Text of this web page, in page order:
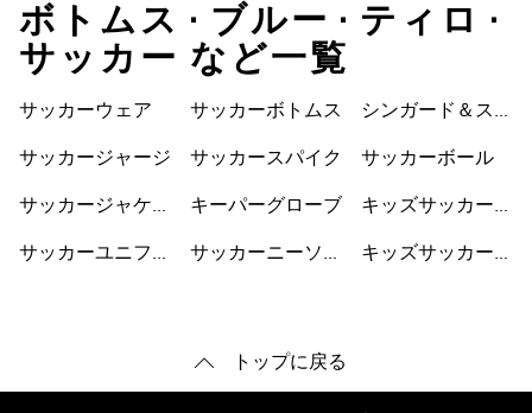
ボトムス • ブルー • ティロ •
サッカー など一覧
サッカーウェア
サッカージャージ
サッカージャケッ
サッカーユニフォ
サッカーボトムス
サッカースパイク
キーパーグローブ
サッカーニーソッ
シンガード＆スト
サッカーボール
キッズサッカーウ
キッズサッカーシ
トップに戻る